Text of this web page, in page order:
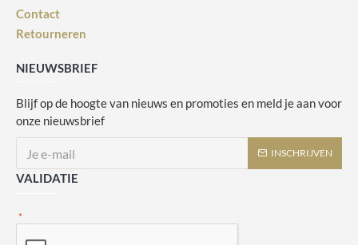
Contact
Retourneren
NIEUWSBRIEF
Blijf op de hoogte van nieuws en promoties en meld je aan voor
onze nieuwsbrief
INSCHRIJVEN
VALIDATIE